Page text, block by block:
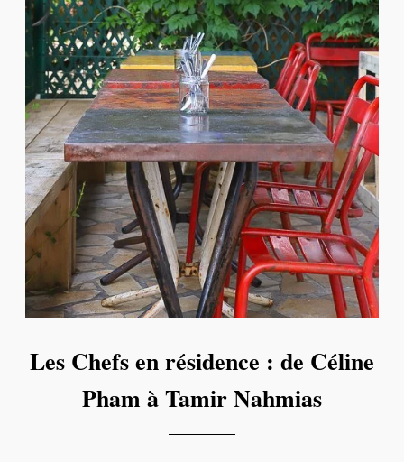
Les Chefs en résidence : de Céline
Pham à Tamir Nahmias